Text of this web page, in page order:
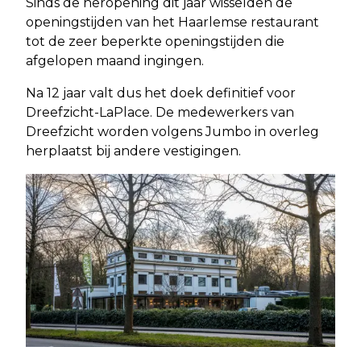
openingstijden van het Haarlemse restaurant
tot de zeer beperkte openingstijden die
afgelopen maand ingingen.
Na 12 jaar valt dus het doek definitief voor
Dreefzicht-LaPlace. De medewerkers van
Dreefzicht worden volgens Jumbo in overleg
herplaatst bij andere vestigingen.